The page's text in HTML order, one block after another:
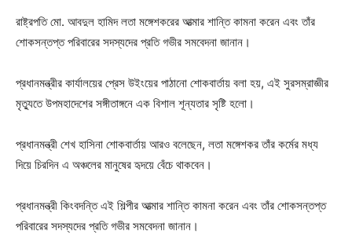
রাষ্ট্রপতি মো. আবদুল হামিদ লতা মঙ্গেশকরের আত্মার শান্তি কামনা করেন এবং তাঁর
শোকসন্তপ্ত পরিবারের সদস্যদের প্রতি গভীর সমবেদনা জানান।
প্রধানমন্ত্রীর কার্যালয়ের প্রেস উইংয়ের পাঠানো শোকবার্তায় বলা হয়, এই সুরসম্রাজ্ঞীর
মৃত্যুতে উপমহাদেশের সঙ্গীতাঙ্গনে এক বিশাল শূন্যতার সৃষ্টি হলো।
প্রধানমন্ত্রী শেখ হাসিনা শোকবার্তায় আরও বলেছেন, লতা মঙ্গেশকর তাঁর কর্মের মধ্য
দিয়ে চিরদিন এ অঞ্চলের মানুষের হৃদয়ে বেঁচে থাকবেন।
প্রধানমন্ত্রী কিংবদন্তি এই শিল্পীর আত্মার শান্তি কামনা করেন এবং তাঁর শোকসন্তপ্ত
পরিবারের সদস্যদের প্রতি গভীর সমবেদনা জানান।